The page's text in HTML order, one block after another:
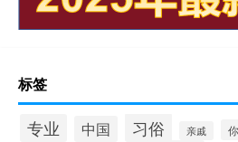
标签
专业 中国 习俗 亲戚